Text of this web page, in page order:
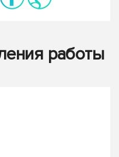
работы